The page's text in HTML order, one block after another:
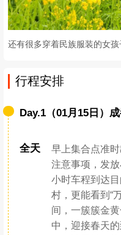
还有很多穿着民族服装的女
行程安排
Day.1（01月15日）
全天
早上集合点准
注意事项，发
小时车程到达
村，更能看到“
间，一簇簇金
中，迎接春天